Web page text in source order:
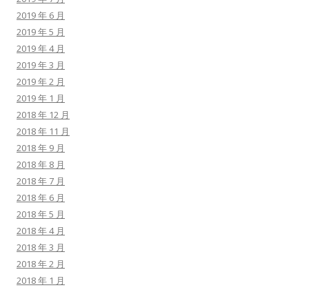
2019 年 6 月
2019 年 5 月
2019 年 4 月
2019 年 3 月
2019 年 2 月
2019 年 1 月
2018 年 12 月
2018 年 11 月
2018 年 9 月
2018 年 8 月
2018 年 7 月
2018 年 6 月
2018 年 5 月
2018 年 4 月
2018 年 3 月
2018 年 2 月
2018 年 1 月